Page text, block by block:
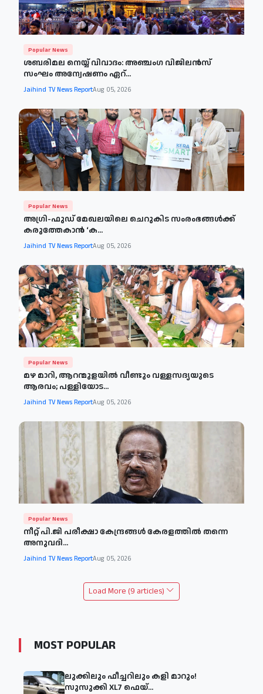
Popular News
ശബരിമല നെയ്യ് വിവാദം: അഞ്ചംഗ വിജിലൻസ്
സംഘം അന്വേഷണം ഏറ്...
Jaihind TV News ReportAug 05, 2026
Popular News
അഗ്രി-ഫുഡ് മേഖലയിലെ ചെറുകിട സംരംഭങ്ങൾക്ക്
കരുത്തേകാൻ ‘ക...
Jaihind TV News ReportAug 05, 2026
Popular News
മഴ മാറി, ആറന്മുളയിൽ വീണ്ടും വള്ളസദ്യയുടെ
ആരവം; പള്ളിയോട...
Jaihind TV News ReportAug 05, 2026
Popular News
നീറ്റ് പി.ജി പരീക്ഷാ കേന്ദ്രങ്ങൾ കേരളത്തിൽ തന്നെ
അനുവദി...
Jaihind TV News ReportAug 05, 2026
Load More (9 articles)
MOST POPULAR
ലുക്കിലും ഫീച്ചറിലും കളി മാറും!
സുസുക്കി XL7 ഫെയ്‌...